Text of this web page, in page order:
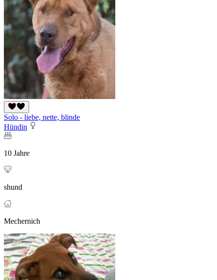
Solo - liebe, nette, blinde
Hündin
10 Jahre
shund
Mechernich